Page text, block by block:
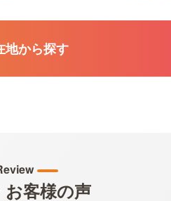
地から探す
お客様の声